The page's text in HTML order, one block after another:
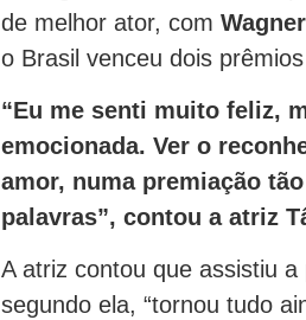
de melhor ator, com
o Brasil venceu dois
“Eu me senti muito feliz,
emocionada. Ver o
amor, numa premiação
palavras”, contou a atriz
A atriz contou que assistiu
segundo ela, “tornou tudo